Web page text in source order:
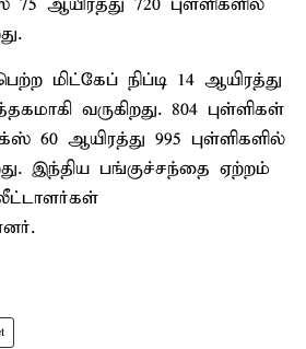
மிட்கேப் நிப்டி 14 ஆயிரத்து
வருகிறது. 804 புள்ளிகள்
60 ஆயிரத்து 995 புள்ளிகளில்
இந்திய பங்குச்சந்தை ஏற்றம்